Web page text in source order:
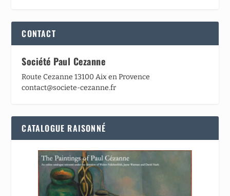
CONTACT
Société Paul Cezanne
Route Cezanne 13100 Aix en Provence
contact@societe-cezanne.fr
CATALOGUE RAISONNÉ